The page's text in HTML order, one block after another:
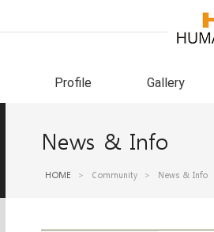
Profile Gallery
News & Info
HOME > Community > News & Info